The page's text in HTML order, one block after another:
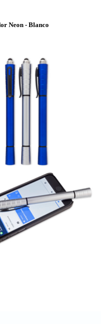
Neon - Blanco